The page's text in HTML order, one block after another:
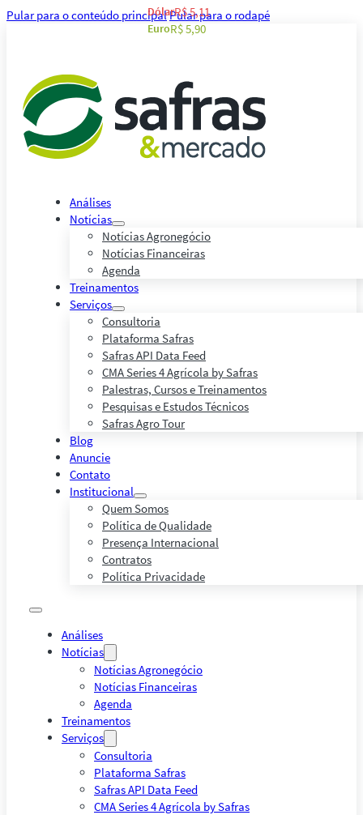
Pular para o conteúdo principalPular para o rodapé
Análises
Notícias
Notícias Agronegócio
Notícias Financeiras
Agenda
Treinamentos
Serviços
Consultoria
Plataforma Safras
Safras API Data Feed
CMA Series 4 Agrícola by Safras
Palestras, Cursos e Treinamentos
Pesquisas e Estudos Técnicos
Safras Agro Tour
Blog
Anuncie
Contato
Institucional
Quem Somos
Política de Qualidade
Presença Internacional
Contratos
Política Privacidade
Análises
Notícias
Notícias Agronegócio
Notícias Financeiras
Agenda
Treinamentos
Serviços
Consultoria
Plataforma Safras
Safras API Data Feed
CMA Series 4 Agrícola by Safras
DólarR$ 5,11
EuroR$ 5,90